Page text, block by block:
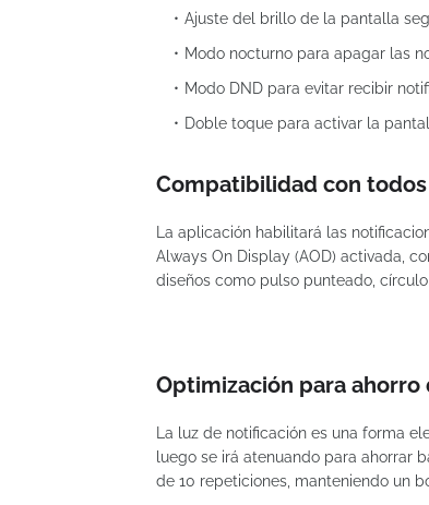
Ajuste del brillo de la pantalla
Modo nocturno para apagar las
Modo DND para evitar recibir
Doble toque para activar la
Compatibilidad con
La aplicación habilitará las
Always On Display (AOD) activada,
diseños como pulso punteado,
Optimización para ahorro
La luz de notificación es una forma
luego se irá atenuando para ahorrar
de 10 repeticiones, manteniendo un